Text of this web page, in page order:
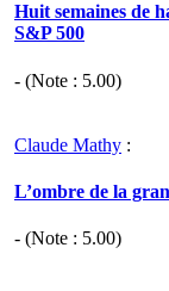
Huit semaines de
S&P 500
- (Note : 5.00)
Claude Mathy :
L’ombre de la
- (Note : 5.00)